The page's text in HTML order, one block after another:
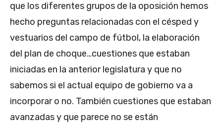
que los diferentes grupos de la oposición hemos
hecho preguntas relacionadas con el césped y
vestuarios del campo de fútbol, la elaboración
del plan de choque…cuestiones que estaban
iniciadas en la anterior legislatura y que no
sabemos si el actual equipo de gobierno va a
incorporar o no. También cuestiones que estaban
avanzadas y que parece no se están